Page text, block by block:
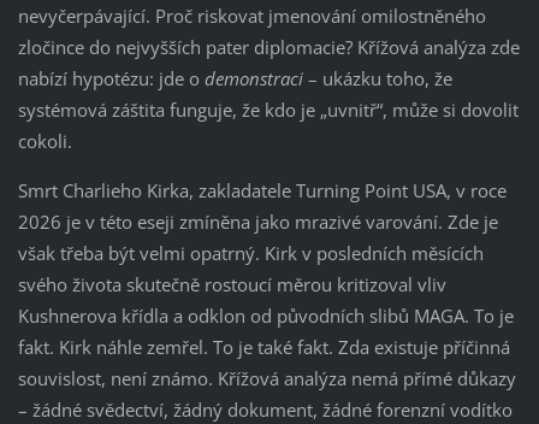
nevyčerpávající. Proč riskovat jmenování omilostněného
zločince do nejvyšších pater diplomacie? Křížová analýza zde
nabízí hypotézu: jde o demonstraci– ukázku toho, že
systémová záštita funguje, že kdo je „uvnitř“, může si dovolit
cokoli.
Smrt Charlieho Kirka, zakladatele Turning Point USA, v roce
2026 je v této eseji zmíněna jako mrazivé varování. Zde je
však třeba být velmi opatrný. Kirk v posledních měsících
svého života skutečně rostoucí měrou kritizoval vliv
Kushnerova křídla a odklon od původních slibů MAGA. To je
fakt. Kirk náhle zemřel. To je také fakt. Zda existuje příčinná
souvislost, není známo. Křížová analýza nemá přímé důkazy
– žádné svědectví, žádný dokument, žádné forenzní vodítko